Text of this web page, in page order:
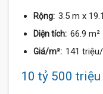
Rộng: 3.5 m x
Diện tích: 66.9 m²
Giá/m²: 141
10 tỷ 500 triệu